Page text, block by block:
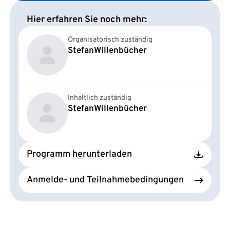
Hier erfahren Sie noch mehr:
Organisatorisch zuständig
StefanWillenbücher
Inhaltlich zuständig
StefanWillenbücher
Programm herunterladen
Anmelde- und Teilnahmebedingungen